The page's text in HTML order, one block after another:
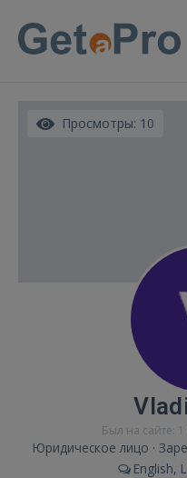
Просмотры: 10
Был на сайте:
Юридическое лицо ·
English,